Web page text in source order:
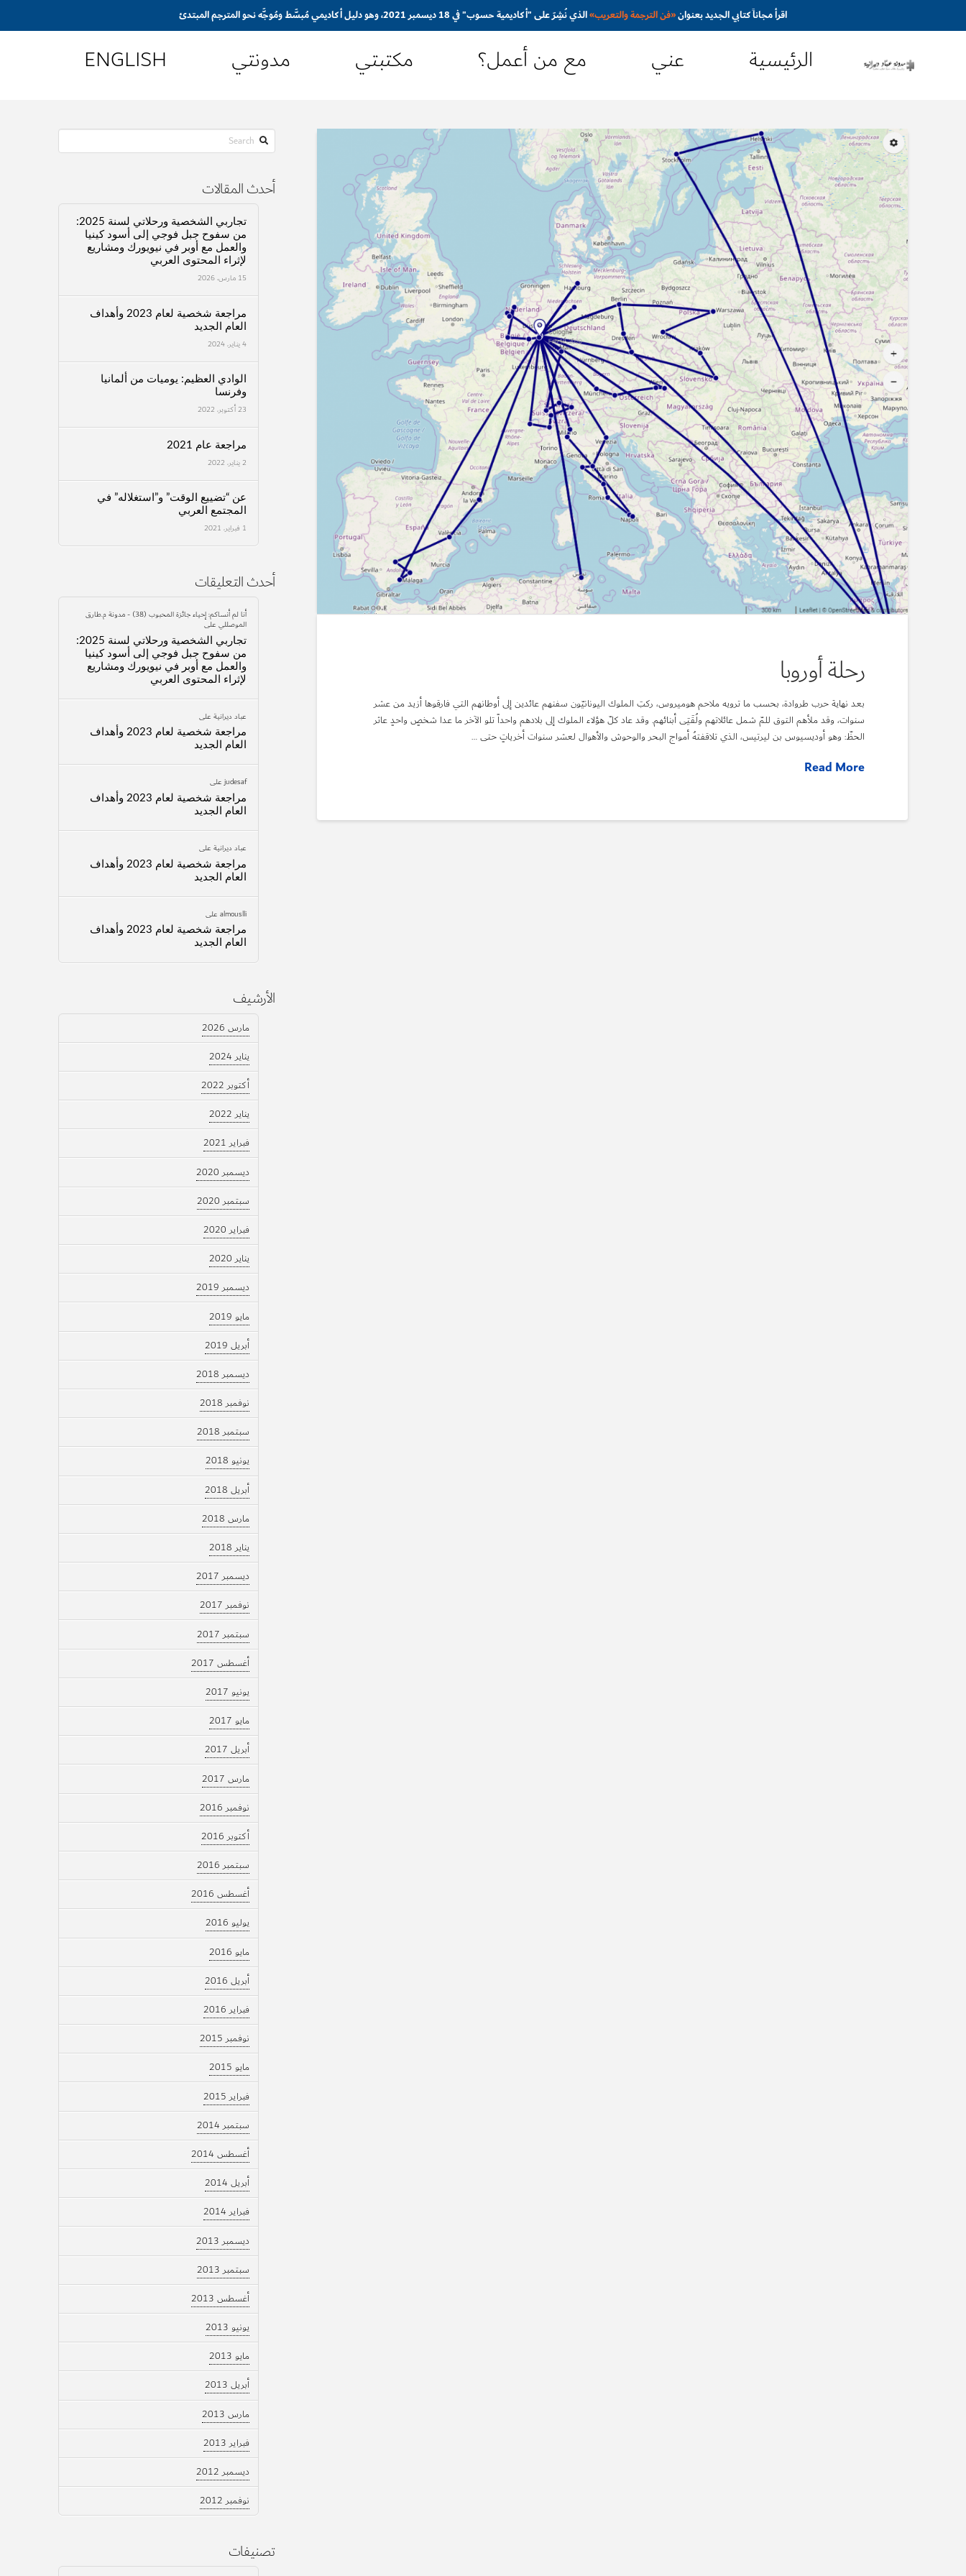
اقرأ مجاناً كتابي الجديد بعنوان«فن الترجمة والتعريب»الذي نُشِرَ على "أكاديمية حسوب" في 18 ديسمبر 2021، وهو دليل أكاديمي مُبسَّط ومُوجَّه نحو المترجم المبتدئ
الرئيسية عني مع من أعمل؟ مكتبتي مدونتي ENGLISH
رحلة أوروبا
بعد نهاية حرب طروادة، بحسب ما ترويه ملاحم هوميروس، ركبَ الملوك اليونانيّون سفنهم عائدين إلى أوطانهم التي فارقوها أزيد من عشر
سنوات، وقد ملأهم التوق للمّ شمل عائلاتهم ولُقَيَى أبنائهم. وقد عاد كلّ هؤلاء الملوك إلى بلادهم واحداً تلو الآخر ما عدا شخصٍ واحدٍ عاثر
الحظّ: وهو أوديسيوس بن ليرتيس، الذي تلاقفتهُ أمواج البحر والوحوش والأهوال لعشر سنوات أخرياتٍ حتى …
Read More
Search
أحدث المقالات
تجاربي الشخصية ورحلاتي لسنة 2025:
من سفوح جبل فوجي إلى أسود كينيا
والعمل مع أوبر في نيويورك ومشاريع
لإثراء المحتوى العربي
15 مارس، 2026
مراجعة شخصية لعام 2023 وأهداف
العام الجديد
4 يناير، 2024
الوادي العظيم: يوميات من ألمانيا
وفرنسا
23 أكتوبر، 2022
مراجعة عام 2021
2 يناير، 2022
عن “تضييع الوقت” و”استغلاله” في
المجتمع العربي
1 فبراير، 2021
أحدث التعليقات
أنا لم أنساكم: إحياء جائزة المحبوب (38) - مدونة م.طارق
الموصللي على
تجاربي الشخصية ورحلاتي لسنة 2025:
من سفوح جبل فوجي إلى أسود كينيا
والعمل مع أوبر في نيويورك ومشاريع
لإثراء المحتوى العربي
عباد ديرانية على
مراجعة شخصية لعام 2023 وأهداف
العام الجديد
judesaf على
مراجعة شخصية لعام 2023 وأهداف
العام الجديد
عباد ديرانية على
مراجعة شخصية لعام 2023 وأهداف
العام الجديد
almouslli على
مراجعة شخصية لعام 2023 وأهداف
العام الجديد
الأرشيف
مارس 2026
يناير 2024
أكتوبر 2022
يناير 2022
فبراير 2021
ديسمبر 2020
سبتمبر 2020
فبراير 2020
يناير 2020
ديسمبر 2019
مايو 2019
أبريل 2019
ديسمبر 2018
نوفمبر 2018
سبتمبر 2018
يونيو 2018
أبريل 2018
مارس 2018
يناير 2018
ديسمبر 2017
نوفمبر 2017
سبتمبر 2017
أغسطس 2017
يونيو 2017
مايو 2017
أبريل 2017
مارس 2017
نوفمبر 2016
أكتوبر 2016
سبتمبر 2016
أغسطس 2016
يوليو 2016
مايو 2016
أبريل 2016
فبراير 2016
نوفمبر 2015
مايو 2015
فبراير 2015
سبتمبر 2014
أغسطس 2014
أبريل 2014
فبراير 2014
ديسمبر 2013
سبتمبر 2013
أغسطس 2013
يونيو 2013
مايو 2013
أبريل 2013
مارس 2013
فبراير 2013
ديسمبر 2012
نوفمبر 2012
تصنيفات